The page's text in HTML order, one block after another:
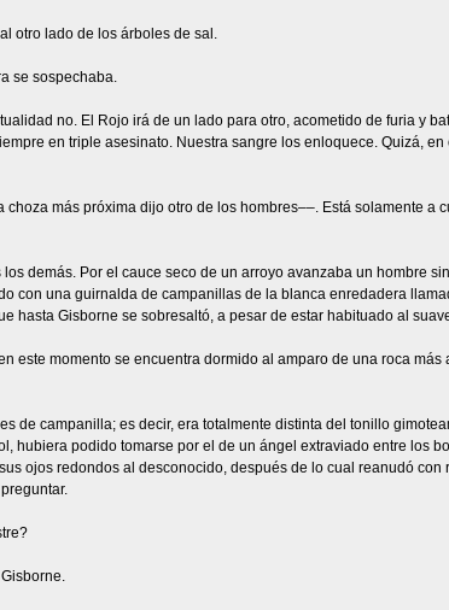
otro lado de los árboles de sal.
se sospechaba.
no. El Rojo irá de un lado para otro, acometido de furia y
en triple asesinato. Nuestra sangre los enloquece. Quizá, en
más próxima dijo otro de los hombres––. Está solamente a
demás. Por el cauce seco de un arroyo avanzaba un hombre
con una guirnalda de campanillas de la blanca enredadera
hasta Gisborne se sobresaltó, a pesar de estar habituado al
este momento se encuentra dormido al amparo de una roca más
de campanilla; es decir, era totalmente distinta del tonillo
hubiera podido tomarse por el de un ángel extraviado entre los
ojos redondos al desconocido, después de lo cual reanudó con